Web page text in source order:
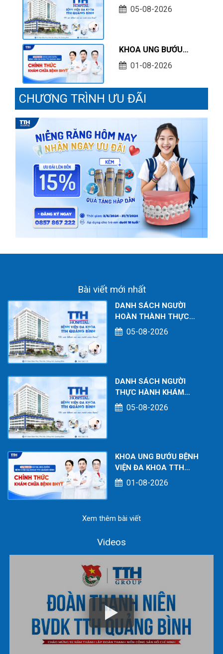
THỰC HÀNH KHÁM
05-08-2026
KHOA UNG BƯỚU
BỆNH VIỆN ĐA KHOA
CHỮA BỆNH BHYT
01-08-2026
CHƯƠNG TRÌNH ƯU ĐÃI
Bài viết mới nhất
DANH SÁCH NGƯỜI
HOÀN THÀNH THỰC
HÀNH KHÁM CHỮA BỆNH
TẠI CƠ SỞ TÍNH TỚI
05-08-2026
DANH SÁCH NGƯỜI
THỰC HÀNH KHÁM
CHỮA BỆNH TẠI CƠ SỞ
TÍNH TỚI THÁNG
05-08-2026
KHOA UNG BƯỚU BỆNH
VIỆN ĐA KHOA TTH
QUẢNG BÌNH CHÍNH
THỨC KHÁM CHỮA BỆNH
01-08-2026
Xem thêm bài viết
Videos